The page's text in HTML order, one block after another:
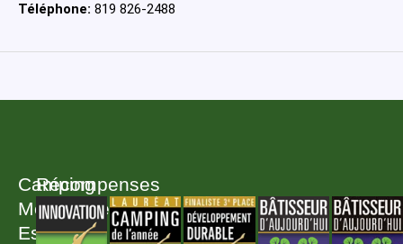
Téléphone: 819 826-2488
Camping
Melbourne
Estrie
Récompenses